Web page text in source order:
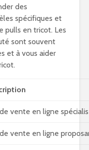
des
spécifiques et
pulls en tricot. Les
sont souvent
et à vous aider
vente en ligne
vente en ligne